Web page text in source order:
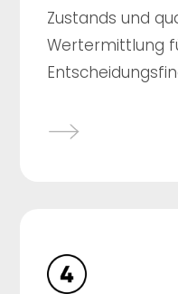
Zustands und
Wertermittlung